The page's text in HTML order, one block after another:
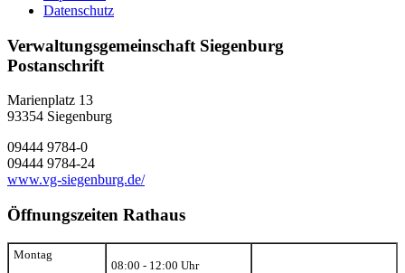
Datenschutz
Verwaltungsgemeinschaft Siegenburg
Postanschrift
Marienplatz 13
93354 Siegenburg
09444 9784-0
09444 9784-24
www.vg-siegenburg.de/
Öffnungszeiten Rathaus
Montag
08:00 - 12:00 Uhr